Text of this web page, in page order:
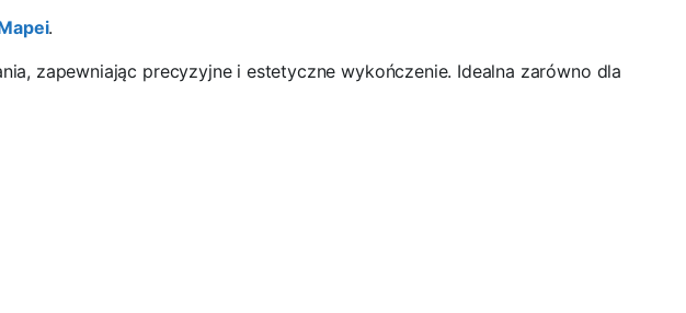
.
zapewniając precyzyjne i estetyczne wykończenie. Idealna zarówno dla